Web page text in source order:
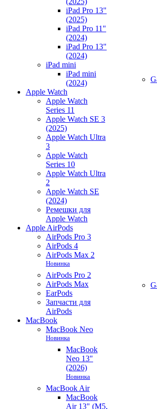
iPad Pro 13"
(2025)
iPad Pro 11"
(2024)
iPad Pro 13"
(2024)
iPad mini
iPad mini
(2024)
Apple Watch
Apple Watch
Series 11
Apple Watch SE 3
(2025)
Apple Watch Ultra
3
Apple Watch
Series 10
Apple Watch Ultra
2
Apple Watch SE
(2024)
Ремешки для
Apple Watch
Apple AirPods
AirPods Pro 3
AirPods 4
AirPods Max 2
Новинка
AirPods Pro 2
AirPods Max
EarPods
Запчасти для
AirPods
MacBook
MacBook Neo
Новинка
MacBook
Neo 13"
(2026)
Новинка
MacBook Air
MacBook
Air 13" (M5,